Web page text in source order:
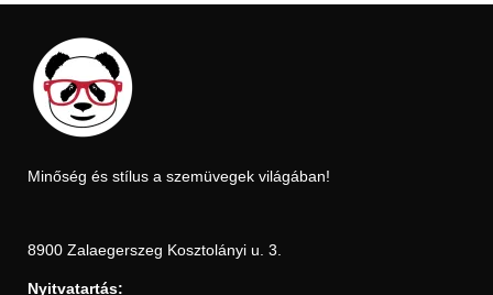
Minőség és stílus a szemüvegek világában!
8900 Zalaegerszeg Kosztolányi u. 3.
Nyitvatartás: